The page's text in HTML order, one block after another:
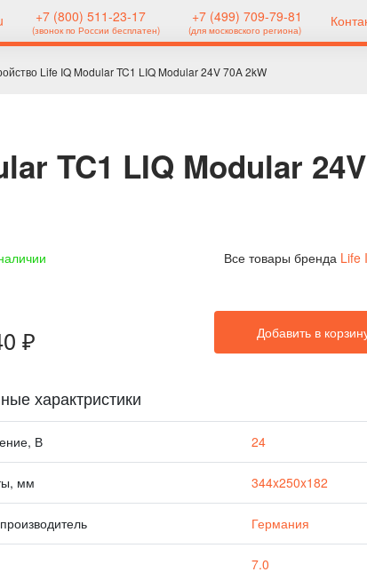
+7 (800) 511-23-17
(звонок по России бесплатен)
+7 (499) 709-79-81
(для московского региона)
Life IQ Modular TC1 LIQ Modular 24V 70A 2kW
TC1 LIQ Modular
Все товары бренда Life
₽ Добавить в
характристики
В 24
мм 344x250x182
Германия
7.0